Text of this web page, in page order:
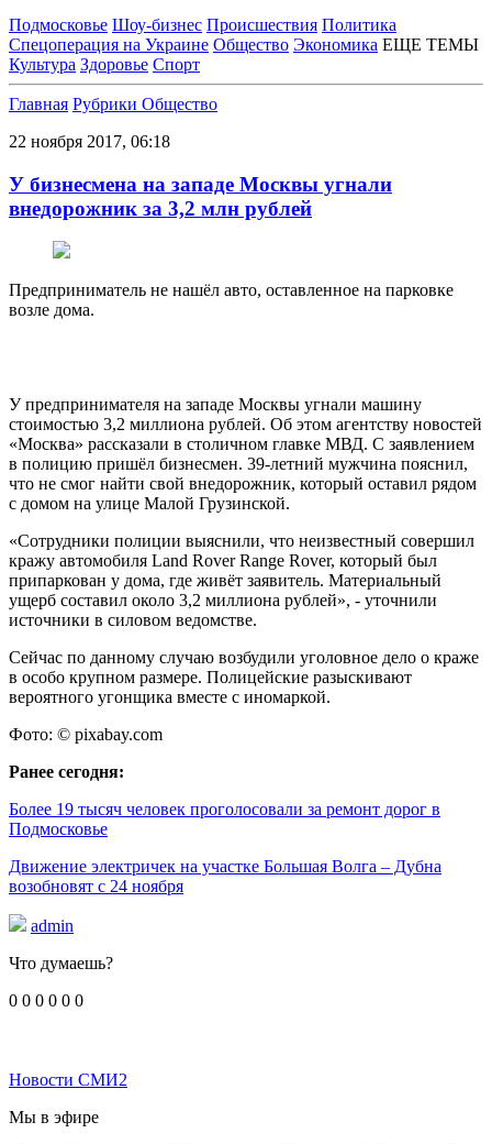
Подмосковье Шоу-бизнес Происшествия Политика
Спецоперация на Украине Общество Экономика ЕЩЕ ТЕМЫ
Культура Здоровье Спорт
Главная Рубрики Общество
22 ноября 2017, 06:18
У бизнесмена на западе Москвы угнали
внедорожник за 3,2 млн рублей
Предприниматель не нашёл авто, оставленное на парковке
возле дома.
У предпринимателя на западе Москвы угнали машину
стоимостью 3,2 миллиона рублей. Об этом агентству новостей
«Москва» рассказали в столичном главке МВД. С заявлением
в полицию пришёл бизнесмен. 39-летний мужчина пояснил,
что не смог найти свой внедорожник, который оставил рядом
с домом на улице Малой Грузинской.
«Сотрудники полиции выяснили, что неизвестный совершил
кражу автомобиля Land Rover Range Rover, который был
припаркован у дома, где живёт заявитель. Материальный
ущерб составил около 3,2 миллиона рублей», - уточнили
источники в силовом ведомстве.
Сейчас по данному случаю возбудили уголовное дело о краже
в особо крупном размере. Полицейские разыскивают
вероятного угонщика вместе с иномаркой.
Фото: © pixabay.com
Ранее сегодня:
Более 19 тысяч человек проголосовали за ремонт дорог в
Подмосковье
Движение электричек на участке Большая Волга – Дубна
возобновят с 24 ноября
admin
Что думаешь?
0 0 0 0 0 0
Новости СМИ2
Мы в эфире